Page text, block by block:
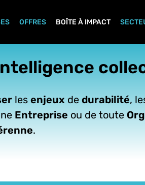
OFFRES BOÎTE À IMPACT
les enjeux de durabilité,
Entreprise ou de toute
.